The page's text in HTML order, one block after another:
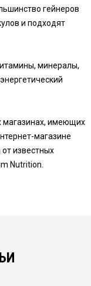
гейнеров
и подходят
минералы,
магазинах, имеющих
магазине
известных
Nutrition.